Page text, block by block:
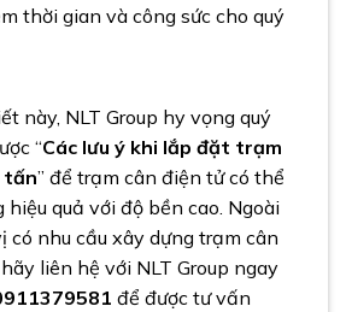
thời gian và công sức cho quý
này, NLT Group hy vọng quý
“Các lưu ý khi lắp đặt trạm
tấn” để trạm cân điện tử có thể
quả với độ bền cao. Ngoài
có nhu cầu xây dựng trạm cân
liên hệ với NLT Group ngay
để được tư vấn